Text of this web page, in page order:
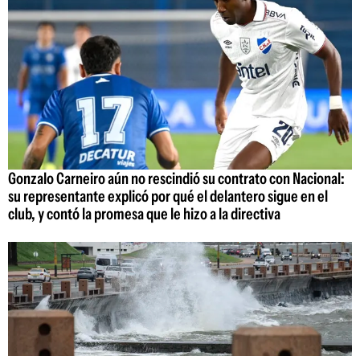
Gonzalo Carneiro aún no rescindió su contrato con Nacional:
su representante explicó por qué el delantero sigue en el
club, y contó la promesa que le hizo a la directiva